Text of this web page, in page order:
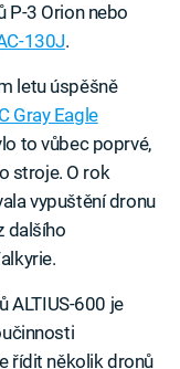
P-3 Orion nebo
130J.
letu úspěšně
Gray Eagle
to vůbec poprvé,
stroje. O rok
vypuštění dronu
dalšího
ALTIUS-600 je
řídit několik dronů